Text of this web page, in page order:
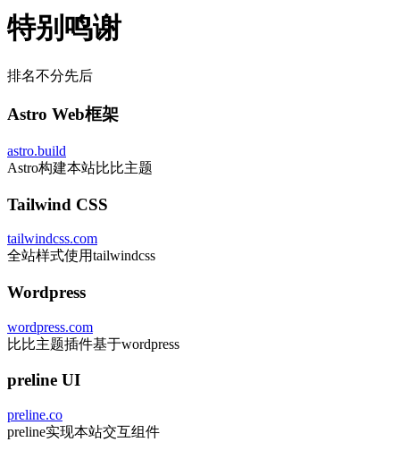
特别鸣谢
排名不分先后
Astro Web框架
astro.build
Astro构建本站比比主题
Tailwind CSS
tailwindcss.com
全站样式使用tailwindcss
Wordpress
wordpress.com
比比主题插件基于wordpress
preline UI
preline.co
preline实现本站交互组件